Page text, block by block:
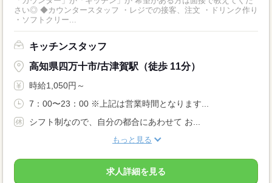
さい◎ ◆カウンタースタッフ ・レジでの接客、注文 ・ドリンク作り
・ソフトクリー...
キッチンスタッフ
高知県四万十市/古津賀駅（徒歩 11分）
時給1,050円～
7：00〜23：00 ※上記は営業時間となります...
シフト制なので、自分の都合にあわせて お...
もっと見る
求人詳細を見る